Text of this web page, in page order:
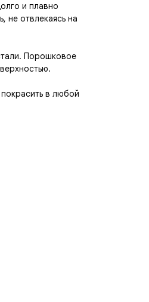
и плавно
не отвлекаясь на
Порошковое
в любой